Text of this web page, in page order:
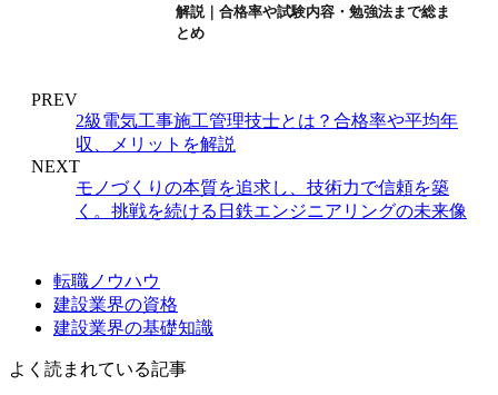
解説｜合格率や試験内容・勉強法まで総ま
とめ
PREV
2級電気工事施工管理技士とは？合格率や平均年
収、メリットを解説
NEXT
モノづくりの本質を追求し、技術力で信頼を築
く。挑戦を続ける日鉄エンジニアリングの未来像
転職ノウハウ
建設業界の資格
建設業界の基礎知識
よく読まれている記事